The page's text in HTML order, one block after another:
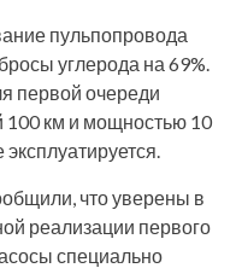
пульпопровода
углерода на 69%.
первой очереди
100 км и мощностью 10
что уверены в
реализации первого
специально